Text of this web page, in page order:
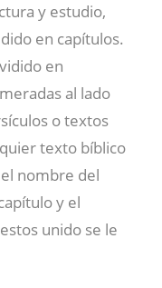
y estudio,
en capítulos.
en
al lado
o textos
texto bíblico
nombre del
y el
unido se le